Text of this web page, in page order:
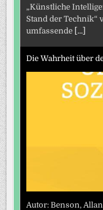
„Künstliche
Stand der Technik“
umfassende [...]
Die Wahrheit über
Autor: Benson,